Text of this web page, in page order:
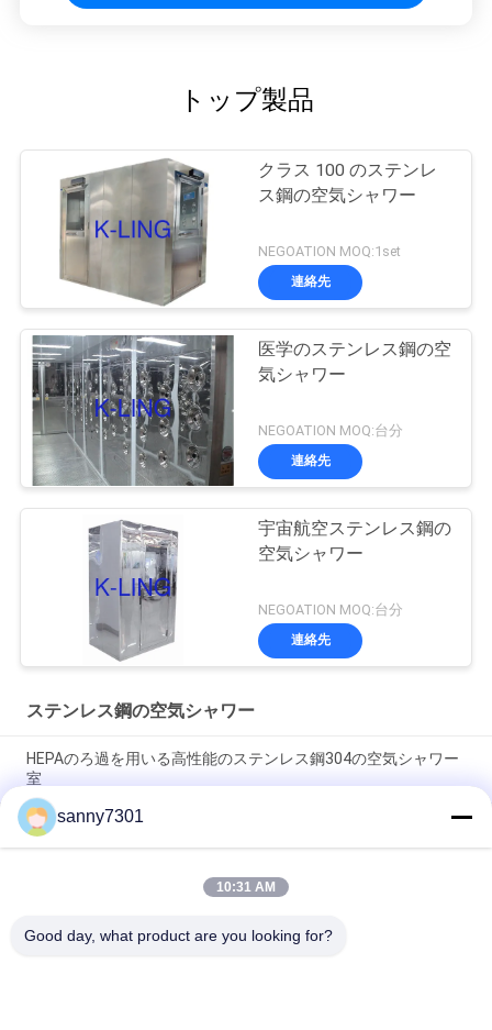
トップ製品
クラス 100 のステンレ
ス鋼の空気シャワー
NEGOATION MOQ:1set
連絡先
医学のステンレス鋼の空
気シャワー
NEGOATION MOQ:台分
連絡先
宇宙航空ステンレス鋼の
空気シャワー
NEGOATION MOQ:台分
連絡先
ステンレス鋼の空気シャワー
HEPAのろ過を用いる高性能のステンレス鋼304の空気シャワー
室
医学のクラス 100 のステンレス鋼の空気シャワーのクリーン ル
ームの実験室
自動スライドのドアが付いている理性的な動物の実験室/半導体
sanny7301
10:31 AM
Good day, what product are you looking for?